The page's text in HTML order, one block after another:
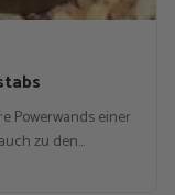
Powerwands einer
zu den…